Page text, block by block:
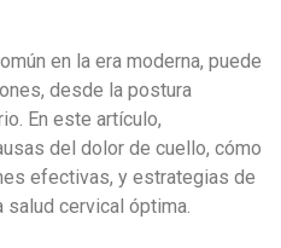
en la era moderna, puede
desde la postura
En este artículo,
del dolor de cuello, cómo
efectivas, y estrategias de
salud cervical óptima.